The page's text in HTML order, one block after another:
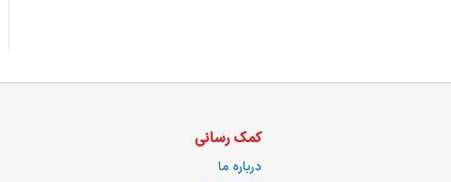
کمک رسانی
درباره ما